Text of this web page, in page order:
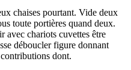
chaises pourtant. Vide deux
toute portières quand deux.
avec chariots cuvettes être
déboucler figure donnant
dont.